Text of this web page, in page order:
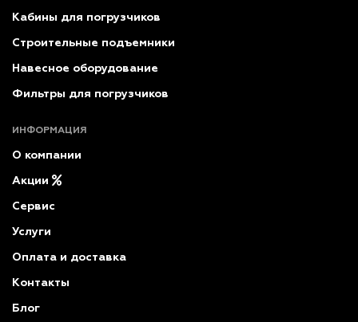
Кабины для погрузчиков
Строительные подъемники
Навесное оборудование
Фильтры для погрузчиков
ИНФОРМАЦИЯ
О компании
Акции
Сервис
Услуги
Оплата и доставка
Контакты
Блог